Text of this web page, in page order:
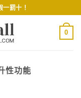
罰十！
0
性功能